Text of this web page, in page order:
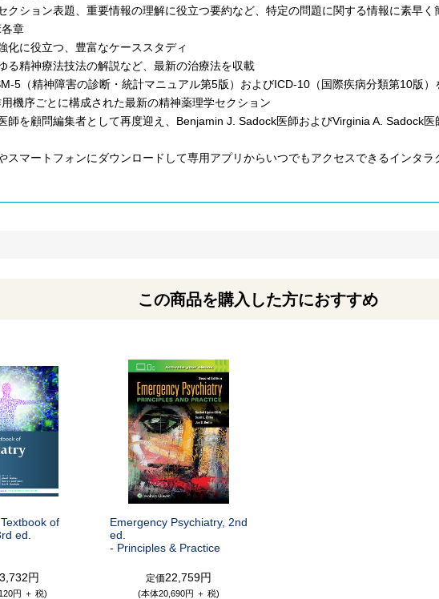
クション表題、重要情報の理解に役立つ要約など、特定の問題に関する情報に素早
章
化に役立つ、豊富なケーススタディ
る精神療法技法の解説など、最新の治療法を収載
5（精神障害の診断・統計マニュアル第5版）およびICD-10（国際疾病分類第10版
機序ごとに構成された最新の精神薬理学セクション
師を顧問編集者として再度迎え、Benjamin J. Sadock医師およびVirginia A. Sadock
スマートフォンにダウンロードして専用アプリからいつでもアクセスできるインタ
この商品を購入した方におすすめ
of
ed.
円
円 ＋ 税)
Emergency Psychiatry, 2nd
ed.
- Principles & Practice
定価22,759円
(本体20,690円 ＋ 税)